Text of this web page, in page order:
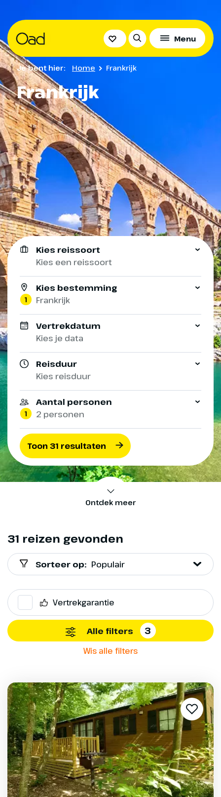
Menu
Frankrijk
Ontdek meer
Je bent hier: Home Frankrijk
Kies reissoort
Kies een reissoort
Kies bestemming
1 Frankrijk
Vertrekdatum
Kies je data
Reisduur
Kies reisduur
Aantal personen
1 2 personen
Toon 31 resultaten
31 reizen gevonden
Sorteer op: Populair
Vertrekgarantie
Alle filters 3
Wis alle filters